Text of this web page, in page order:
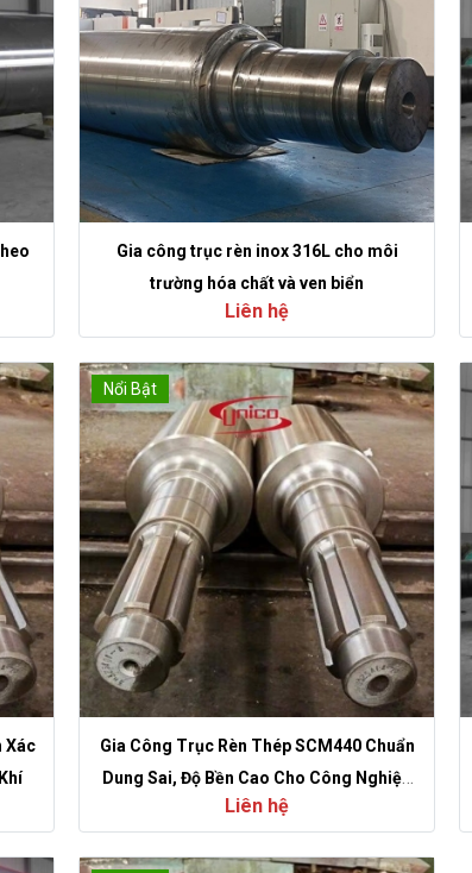
Gia công trục rèn inox 316L cho môi
trường hóa chất và ven biển
Liên hệ
Xác
Nổi Bật
Gia Công Trục Rèn Thép SCM440 Chuẩn
Dung Sai, Độ Bền Cao Cho Công Nghiệp
Nặng
Liên hệ